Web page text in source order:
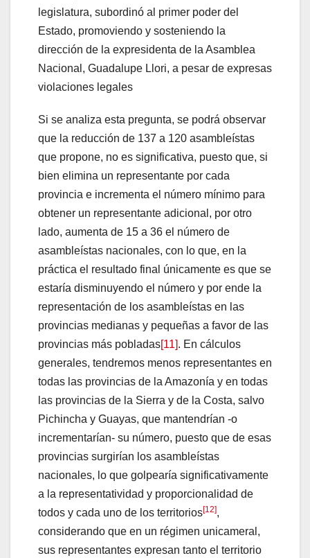
legislatura, subordinó al primer poder del
Estado, promoviendo y sosteniendo la
dirección de la expresidenta de la Asamblea
Nacional, Guadalupe Llori, a pesar de expresas
violaciones legales
Si se analiza esta pregunta, se podrá observar
que la reducción de 137 a 120 asambleístas
que propone, no es significativa, puesto que, si
bien elimina un representante por cada
provincia e incrementa el número mínimo para
obtener un representante adicional, por otro
lado, aumenta de 15 a 36 el número de
asambleístas nacionales, con lo que, en la
práctica el resultado final únicamente es que se
estaría disminuyendo el número y por ende la
representación de los asambleístas en las
provincias medianas y pequeñas a favor de las
provincias más pobladas[11]. En cálculos
generales, tendremos menos representantes en
todas las provincias de la Amazonía y en todas
las provincias de la Sierra y de la Costa, salvo
Pichincha y Guayas, que mantendrían -o
incrementarían- su número, puesto que de esas
provincias surgirían los asambleístas
nacionales, lo que golpearía significativamente
a la representatividad y proporcionalidad de
todos y cada uno de los territorios[12],
considerando que en un régimen unicameral,
sus representantes expresan tanto el territorio